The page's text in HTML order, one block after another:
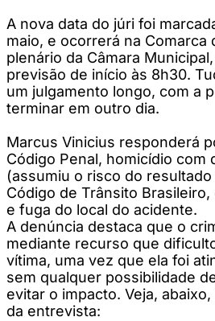
A nova data do júri foi
maio, e ocorrerá na Comarca
plenário da Câmara
previsão de início às 8h30.
um julgamento longo, com a
terminar em outro dia.
Marcus Vinicius responderá
Código Penal, homicídio com
(assumiu o risco do
Código de Trânsito
e fuga do local do acidente.
A denúncia destaca que o
mediante recurso que
vítima, uma vez que ela foi
sem qualquer possibilidade
evitar o impacto. Veja,
da entrevista: